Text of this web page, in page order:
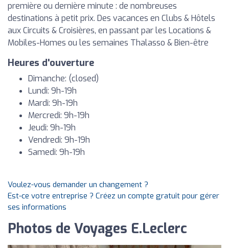
première ou dernière minute : de nombreuses
destinations à petit prix. Des vacances en Clubs & Hôtels
aux Circuits & Croisières, en passant par les Locations &
Mobiles-Homes ou les semaines Thalasso & Bien-être
Heures d'ouverture
Dimanche: (closed)
Lundi: 9h-19h
Mardi: 9h-19h
Mercredi: 9h-19h
Jeudi: 9h-19h
Vendredi: 9h-19h
Samedi: 9h-19h
Voulez-vous demander un changement ?
Est-ce votre entreprise ? Créez un compte gratuit pour gérer
ses informations
Photos de Voyages E.Leclerc